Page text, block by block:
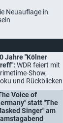
Neuauflage in
Jahre "Kölner
WDR feiert mit
Show,
und Rückblicken
Voice of
statt "The
Singer" am